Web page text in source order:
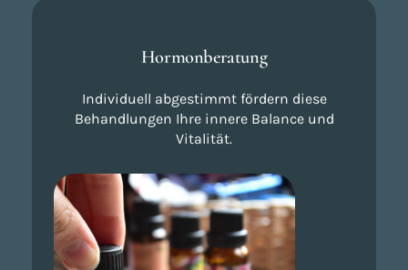
Hormonberatung
Individuell abgestimmt fördern diese
Behandlungen Ihre innere Balance und
Vitalität.